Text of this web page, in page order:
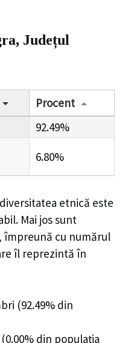
Județul
Procent
92.49%
6.80%
etnică este
Mai jos sunt
cu numărul
îl reprezintă în
(92.49% din
din populația